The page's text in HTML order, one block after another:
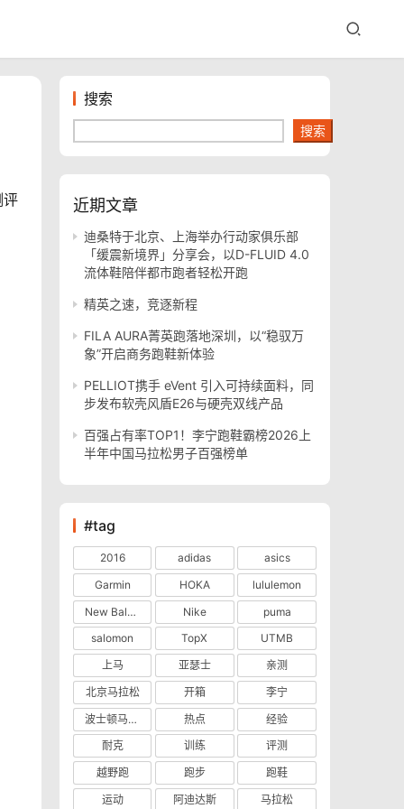
搜索
搜索
近期文章
迪桑特于北京、上海举办行动家俱乐部
「缓震新境界」分享会，以D-FLUID 4.0
流体鞋陪伴都市跑者轻松开跑
精英之速，竞逐新程
FILA AURA菁英跑落地深圳，以“稳驭万
象”开启商务跑鞋新体验
PELLIOT携手 eVent 引入可持续面料，同
步发布软壳风盾E26与硬壳双线产品
百强占有率TOP1！李宁跑鞋霸榜2026上
半年中国马拉松男子百强榜单
#tag
2016 adidas
asics
Garmin
HOKA
lululemon
New Balance
Nike
puma
salomon
TopX
UTMB
上马
亚瑟士
亲测
北京马拉松
开箱
李宁
波士顿马拉松
热点
经验
耐克
训练
评测
越野跑
跑步
跑鞋
运动
阿迪达斯 马拉松